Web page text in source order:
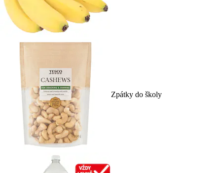
Zpátky do školy